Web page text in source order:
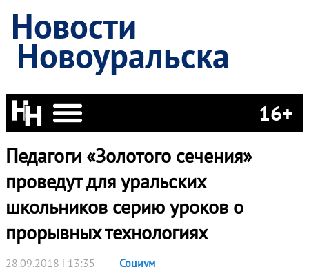
Новости
Новоуральска
16+
Педагоги «Золотого сечения»
проведут для уральских
школьников серию уроков о
прорывных технологиях
28.09.2018 | 13:35 Социум